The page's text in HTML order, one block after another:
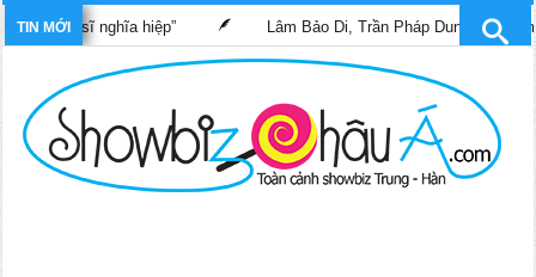
TIN MỚIsĩ nghĩa hiệp” Lâm Bảo Di, Trần Pháp Dung tái ngộ màn